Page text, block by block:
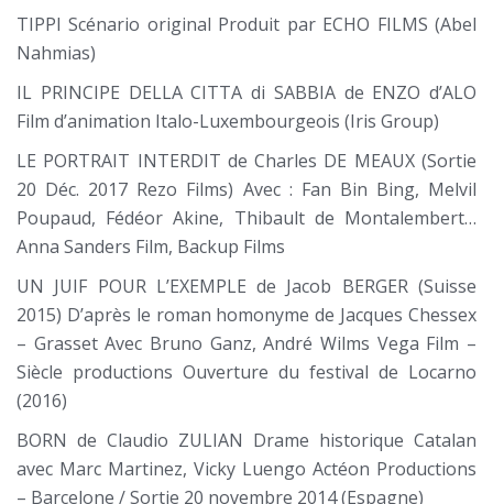
TIPPI Scénario original Produit par ECHO FILMS (Abel
Nahmias)
IL PRINCIPE DELLA CITTA di SABBIA de ENZO d’ALO
Film d’animation Italo-Luxembourgeois (Iris Group)
LE PORTRAIT INTERDIT de Charles DE MEAUX (Sortie
20 Déc. 2017 Rezo Films) Avec : Fan Bin Bing, Melvil
Poupaud, Fédéor Akine, Thibault de Montalembert…
Anna Sanders Film, Backup Films
UN JUIF POUR L’EXEMPLE de Jacob BERGER (Suisse
2015) D’après le roman homonyme de Jacques Chessex
– Grasset Avec Bruno Ganz, André Wilms Vega Film –
Siècle productions Ouverture du festival de Locarno
(2016)
BORN de Claudio ZULIAN Drame historique Catalan
avec Marc Martinez, Vicky Luengo Actéon Productions
– Barcelone / Sortie 20 novembre 2014 (Espagne)